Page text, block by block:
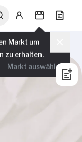
Markt um
zu erhalten.
Markt auswählen